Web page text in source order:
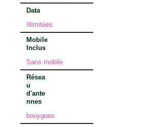
Data
Illimitées
Mobile
Inclus
Sans mobile
Résea
u
d'ante
nnes
bouygues